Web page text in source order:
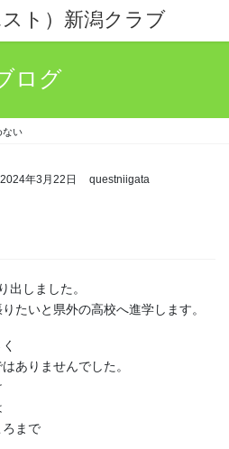
ト）新潟クラブ
ログ
ない
2024年3月22日 questniigata
出しました。
たいと県外の高校へ進学します。
ありませんでした。
まで